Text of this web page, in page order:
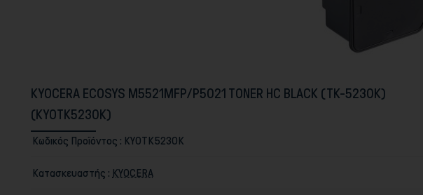
KYOCERA ECOSYS M5521MFP/P5021 TONER HC BLACK (TK-5230K)
(KYOTK5230K)
Κωδικός Προϊόντος : KYOTK5230K
Κατασκευαστής : KYOCERA